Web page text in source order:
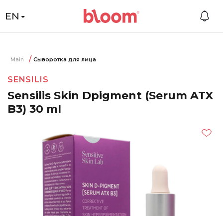
EN
Main Сыворотка для лица
SENSILIS
Sensilis Skin Dpigment (Serum ATX
B3) 30 ml